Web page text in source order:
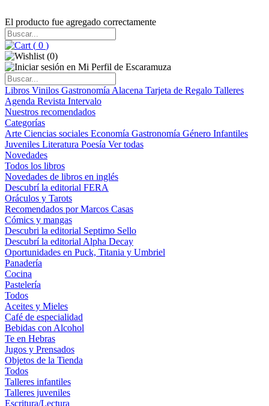
El producto fue agregado correctamente
( 0 )
(0)
Libros Vinilos Gastronomía Alacena Tarjeta de Regalo Talleres
Agenda Revista Intervalo
Nuestros recomendados
Categorías
Arte Ciencias sociales Economía Gastronomía Género Infantiles
Juveniles Literatura Poesía Ver todas
Novedades
Todos los libros
Novedades de libros en inglés
Descubrí la editorial FERA
Oráculos y Tarots
Recomendados por Marcos Casas
Cómics y mangas
Descubri la editorial Septimo Sello
Descubrí la editorial Alpha Decay
Oportunidades en Puck, Titania y Umbriel
Panadería
Cocina
Pastelería
Todos
Aceites y Mieles
Café de especialidad
Bebidas con Alcohol
Te en Hebras
Jugos y Prensados
Objetos de la Tienda
Todos
Talleres infantiles
Talleres juveniles
Escritura/Lectura